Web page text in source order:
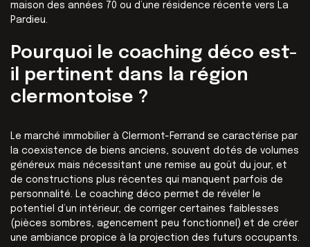
maison des années 70 ou d’une résidence récente vers La
Pardieu.
Pourquoi le coaching déco est-
il pertinent dans la région
clermontoise ?
Le marché immobilier à Clermont-Ferrand se caractérise par
la coexistence de biens anciens, souvent dotés de volumes
généreux mais nécessitant une remise au goût du jour, et
de constructions plus récentes qui manquent parfois de
personnalité. Le coaching déco permet de révéler le
potentiel d’un intérieur, de corriger certaines faiblesses
(pièces sombres, agencement peu fonctionnel) et de créer
une ambiance propice à la projection des futurs occupants.